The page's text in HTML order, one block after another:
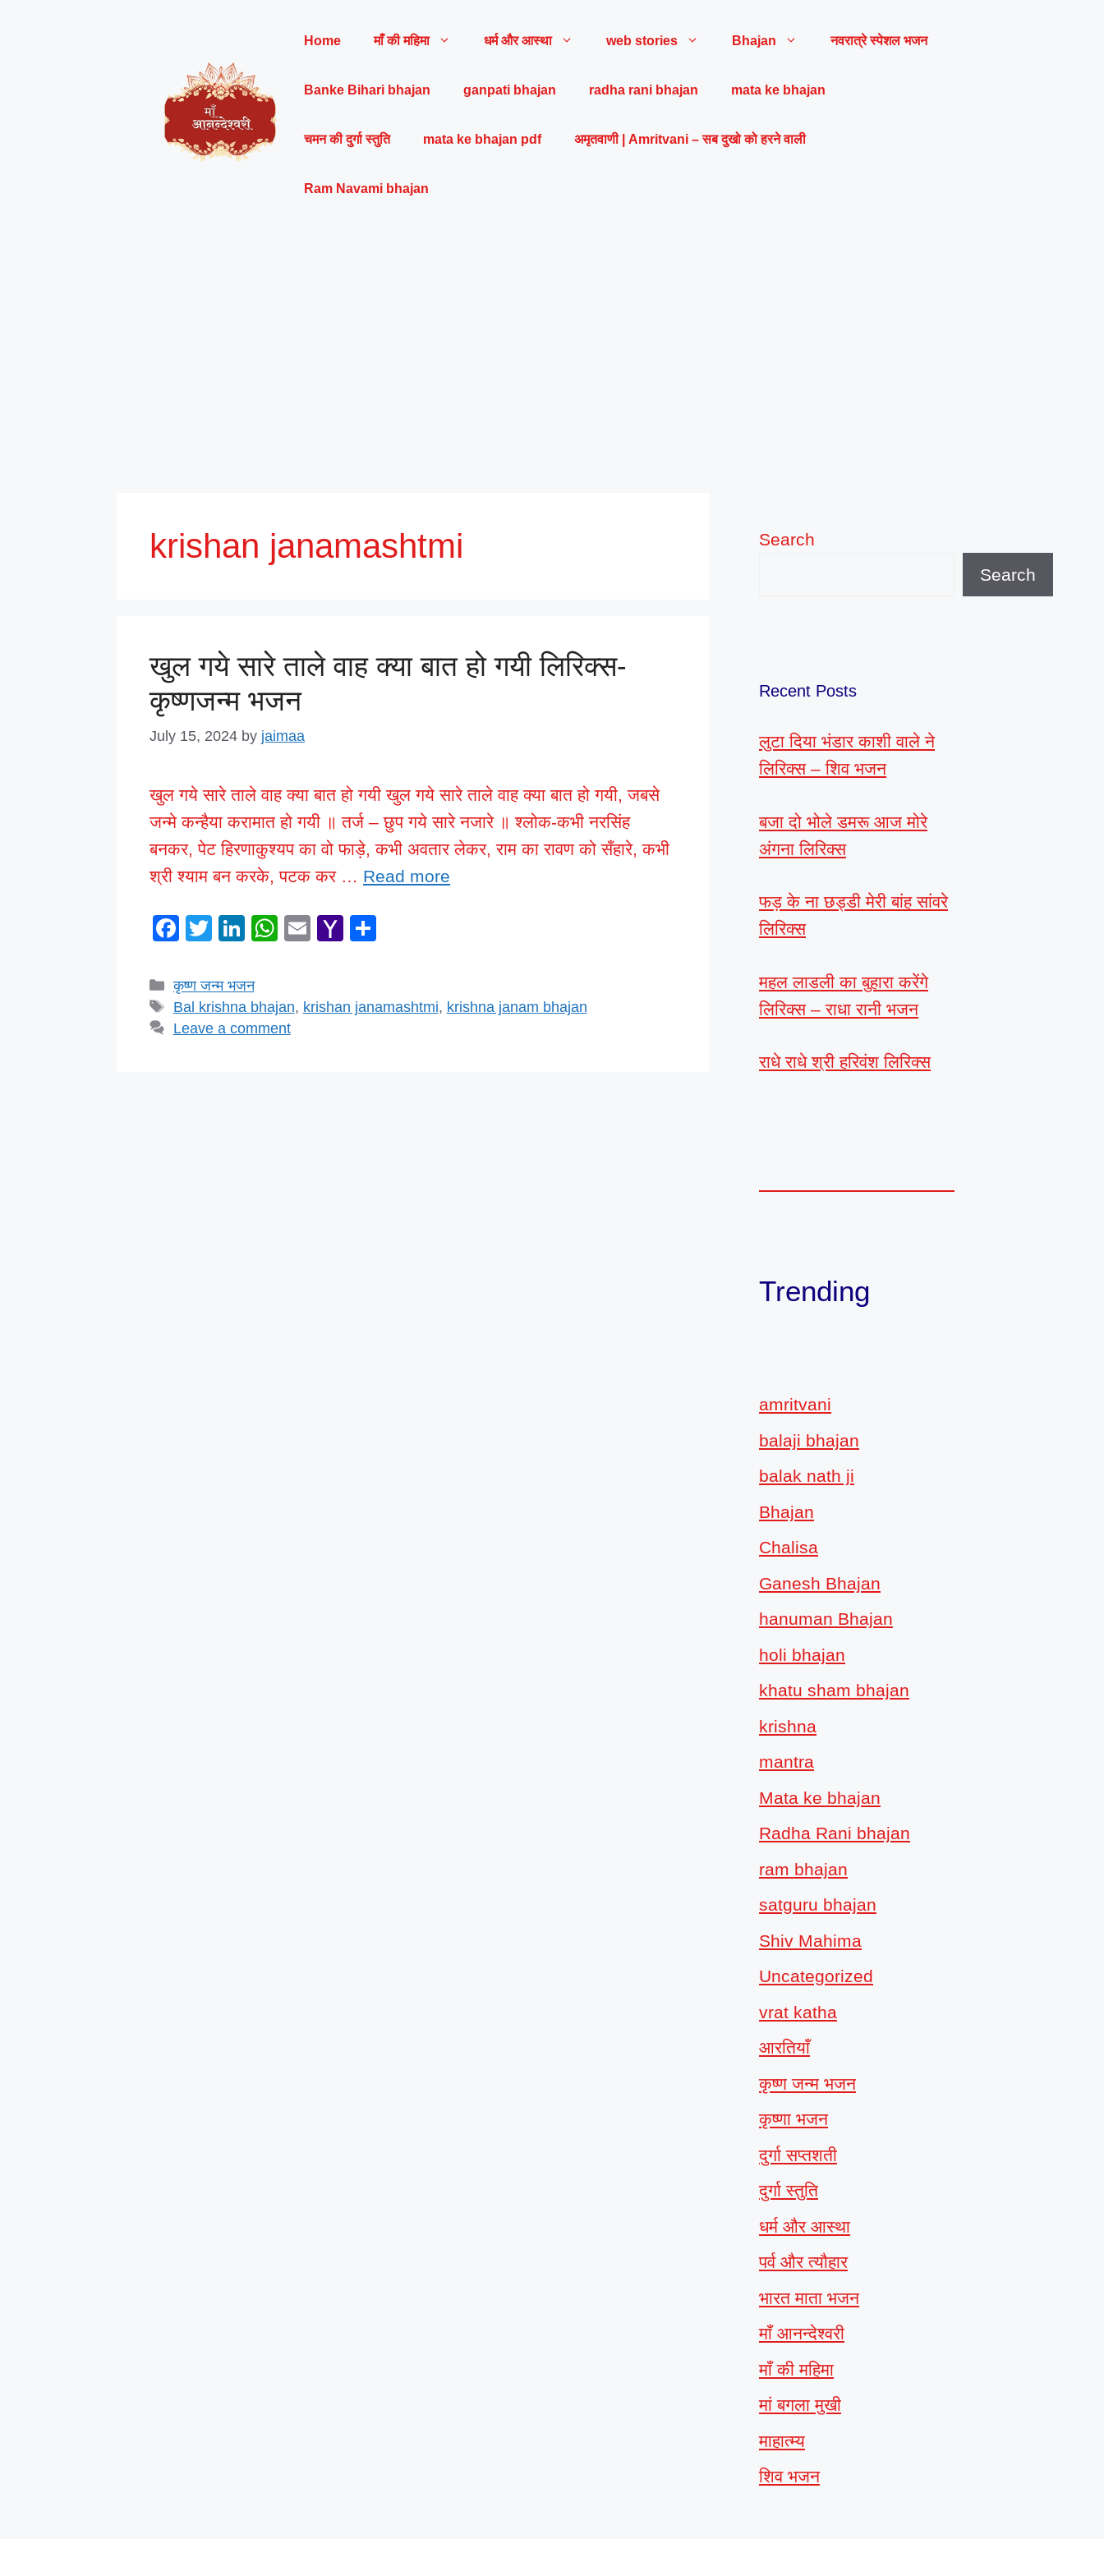
Home माँ की महिमा धर्म और आस्था web stories Bhajan नवरात्रे स्पेशल भजन
Banke Bihari bhajan ganpati bhajan radha rani bhajan mata ke bhajan
चमन की दुर्गा स्तुति mata ke bhajan pdf अमृतवाणी | Amritvani – सब दुखो को हरने वाली
Ram Navami bhajan
krishan janamashtmi
खुल गये सारे ताले वाह क्या बात हो गयी लिरिक्स-
कृष्णजन्म भजन
July 15, 2024 by jaimaa
खुल गये सारे ताले वाह क्या बात हो गयी खुल गये सारे ताले वाह क्या बात हो गयी, जबसे
जन्मे कन्हैया करामात हो गयी ॥ तर्ज – छुप गये सारे नजारे ॥ श्लोक-कभी नरसिंह
बनकर, पेट हिरणाकुश्यप का वो फाड़े, कभी अवतार लेकर, राम का रावण को सँहारे, कभी
श्री श्याम बन करके, पटक कर … Read more
F
c
e
b
T
tt
er
Li
k
e
dI
W
s
A
E
Y
o
e
Categories
कृष्ण जन्म भजन
Tags
Bal krishna bhajan, krishan janamashtmi, krishna janam bhajan
Leave a comment
Search
Search
Recent Posts
लुटा दिया भंडार काशी वाले ने
लिरिक्स – शिव भजन
बजा दो भोले डमरू आज मोरे
अंगना लिरिक्स
फड़ के ना छड्डी मेरी बांह सांवरे
लिरिक्स
महल लाडली का बुहारा करेंगे
लिरिक्स – राधा रानी भजन
राधे राधे श्री हरिवंश लिरिक्स
Trending
amritvani
balaji bhajan
balak nath ji
Bhajan
Chalisa
Ganesh Bhajan
hanuman Bhajan
holi bhajan
khatu sham bhajan
krishna
mantra
Mata ke bhajan
Radha Rani bhajan
ram bhajan
satguru bhajan
Shiv Mahima
Uncategorized
vrat katha
आरतियाँ
कृष्ण जन्म भजन
कृष्णा भजन
दुर्गा सप्तशती
दुर्गा स्तुति
धर्म और आस्था
पर्व और त्यौहार
भारत माता भजन
माँ आनन्देश्वरी
माँ की महिमा
मां बगला मुखी
माहात्म्य
शिव भजन